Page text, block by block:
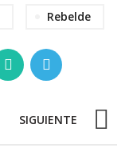
Rebelde
SIGUIENTE